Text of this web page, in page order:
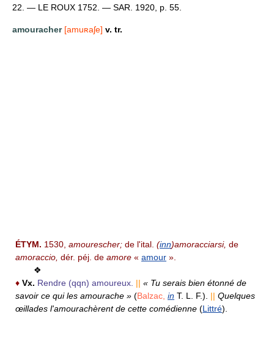
22. — LE ROUX 1752. — SAR. 1920, p. 55.
amouracher [amuʀaʃe] v. tr.
ÉTYM. 1530, amourescher; de l'ital. (inn)amoracciarsi, de
amoraccio, dér. péj. de amore « amour ».
❖
♦ Vx. Rendre (qqn) amoureux. || « Tu serais bien étonné de
savoir ce qui les amourache » (Balzac, in T. L. F.). || Quelques
œillades l'amourachèrent de cette comédienne (Littré).